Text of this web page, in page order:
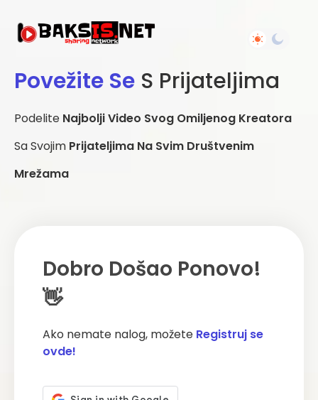
Povežite Se S Prijateljima
Podelite Najbolji Video Svog Omiljenog Kreatora
Sa Svojim Prijateljima Na Svim Društvenim
Mrežama
Dobro Došao Ponovo!
👋
Ako nemate nalog, možete Registruj se
ovde!